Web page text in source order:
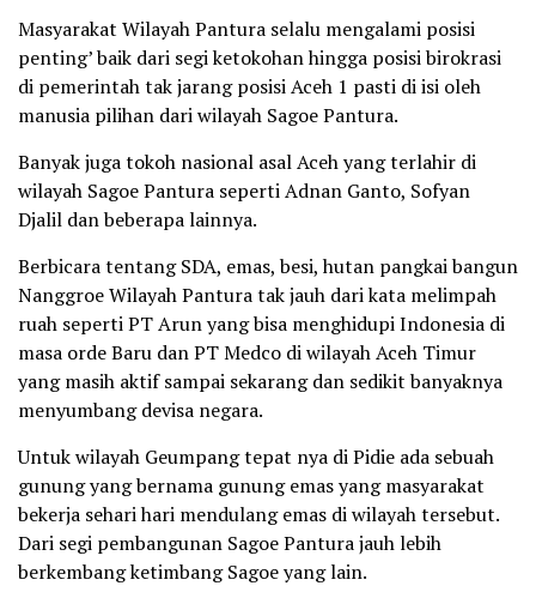
Masyarakat Wilayah Pantura selalu mengalami posisi
penting’ baik dari segi ketokohan hingga posisi birokrasi
di pemerintah tak jarang posisi Aceh 1 pasti di isi oleh
manusia pilihan dari wilayah Sagoe Pantura.
Banyak juga tokoh nasional asal Aceh yang terlahir di
wilayah Sagoe Pantura seperti Adnan Ganto, Sofyan
Djalil dan beberapa lainnya.
Berbicara tentang SDA, emas, besi, hutan pangkai bangun
Nanggroe Wilayah Pantura tak jauh dari kata melimpah
ruah seperti PT Arun yang bisa menghidupi Indonesia di
masa orde Baru dan PT Medco di wilayah Aceh Timur
yang masih aktif sampai sekarang dan sedikit banyaknya
menyumbang devisa negara.
Untuk wilayah Geumpang tepat nya di Pidie ada sebuah
gunung yang bernama gunung emas yang masyarakat
bekerja sehari hari mendulang emas di wilayah tersebut.
Dari segi pembangunan Sagoe Pantura jauh lebih
berkembang ketimbang Sagoe yang lain.